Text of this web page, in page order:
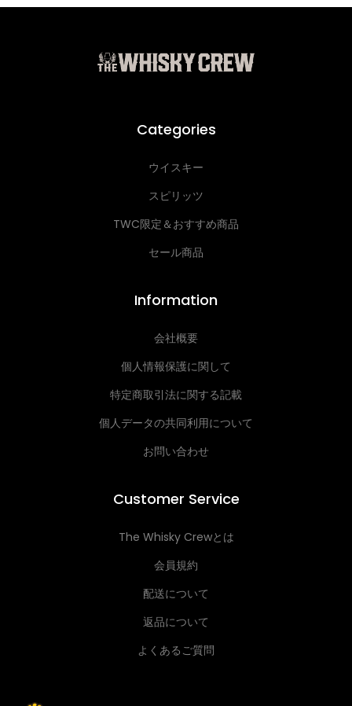
Categories
ウイスキー
スピリッツ
TWC限定＆おすすめ商品
セール商品
Information
会社概要
個人情報保護に関して
特定商取引法に関する記載
個人データの共同利用について
お問い合わせ
Customer Service
The Whisky Crewとは
会員規約
配送について
返品について
よくあるご質問